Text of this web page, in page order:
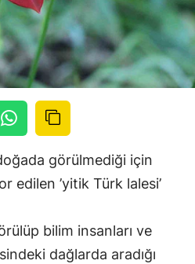
görülmediği için
edilen ’yitik Türk lalesi’
bilim insanları ve
dağlarda aradığı